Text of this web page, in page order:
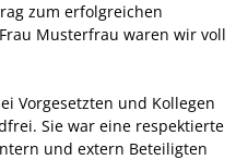
zum erfolgreichen
Musterfrau waren wir voll
Vorgesetzten und Kollegen
. Sie war eine respektierte
und extern Beteiligten